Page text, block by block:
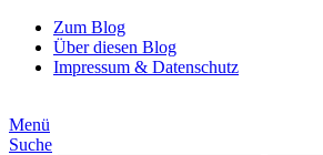
Zum Blog
Über diesen Blog
Impressum & Datenschutz
Menü
Suche